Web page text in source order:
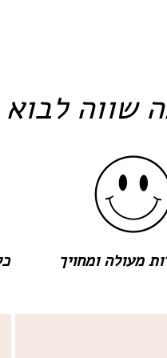
שווה לבוא
מעולה ומחויך